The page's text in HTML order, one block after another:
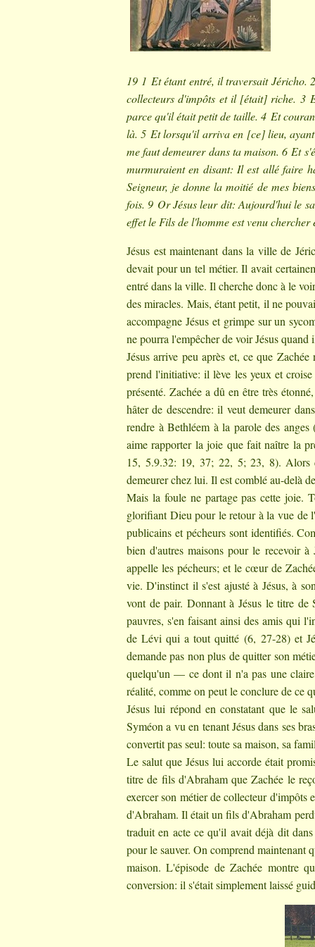
19 1 Et étant entré, il traversait Jéricho.
collecteurs d'impôts et il [était] riche. 3
parce qu'il était petit de taille. 4 Et
là. 5 Et lorsqu'il arriva en [ce] lieu,
me faut demeurer dans ta maison. 6 Et
murmuraient en disant: Il est allé faire
Seigneur, je donne la moitié de mes
fois. 9 Or Jésus leur dit: Aujourd'hui le
effet le Fils de l'homme est venu chercher
Jésus est maintenant dans la ville de
devait pour un tel métier. Il avait
entré dans la ville. Il cherche donc à le
des miracles. Mais, étant petit, il ne
accompagne Jésus et grimpe sur un
ne pourra l'empêcher de voir Jésus
Jésus arrive peu après et, ce que
prend l'initiative: il lève les yeux et
présenté. Zachée a dû en être très
hâter de descendre: il veut demeurer
rendre à Bethléem à la parole des
aime rapporter la joie que fait naître la
15, 5.9.32: 19, 37; 22, 5; 23, 8). Alors
demeurer chez lui. Il est comblé au-delà
Mais la foule ne partage pas cette joie.
glorifiant Dieu pour le retour à la vue de
publicains et pécheurs sont identifiés.
bien d'autres maisons pour le recevoir à
appelle les pécheurs; et le cœur de
vie. D'instinct il s'est ajusté à Jésus, à
vont de pair. Donnant à Jésus le titre
pauvres, s'en faisant ainsi des amis qui
de Lévi qui a tout quitté (6, 27-28) et
demande pas non plus de quitter son
quelqu'un — ce dont il n'a pas une
réalité, comme on peut le conclure de ce
Jésus lui répond en constatant que le
Syméon a vu en tenant Jésus dans ses
convertit pas seul: toute sa maison, sa
Le salut que Jésus lui accorde était
titre de fils d'Abraham que Zachée le
exercer son métier de collecteur
d'Abraham. Il était un fils d'Abraham
traduit en acte ce qu'il avait déjà dit
pour le sauver. On comprend maintenant
maison. L'épisode de Zachée montre
conversion: il s'était simplement laissé